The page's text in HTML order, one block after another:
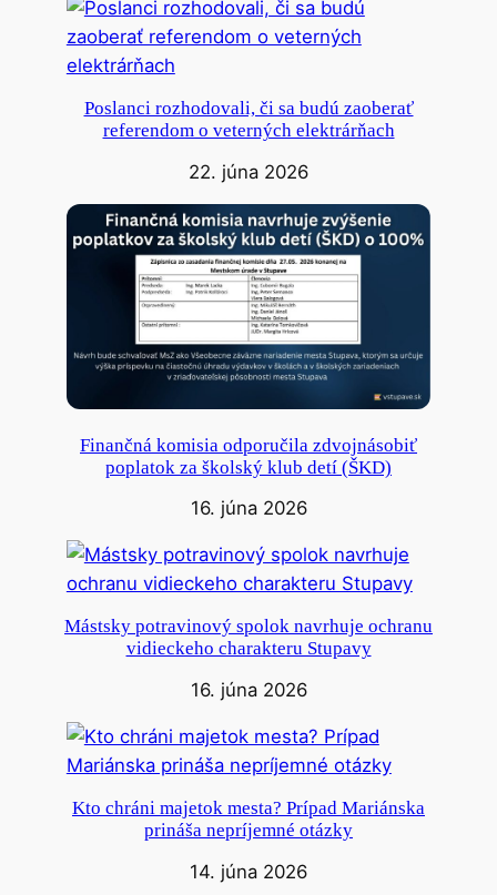
Poslanci rozhodovali, či sa budú zaoberať
referendom o veterných elektrárňach
22. júna 2026
Finančná komisia odporučila zdvojnásobiť
poplatok za školský klub detí (ŠKD)
16. júna 2026
Mástsky potravinový spolok navrhuje ochranu
vidieckeho charakteru Stupavy
16. júna 2026
Kto chráni majetok mesta? Prípad Mariánska
prináša nepríjemné otázky
14. júna 2026